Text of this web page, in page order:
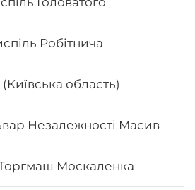
Робітнича
область)
Незалежності Масив
Москаленка
рис, авокадо, салат, огірок, сир